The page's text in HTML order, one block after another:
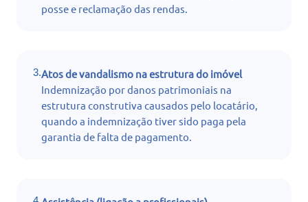
posse e reclamação das rendas.
3.Atos de vandalismo na estrutura do imóvel
Indemnização por danos patrimoniais na
estrutura construtiva causados pelo locatário,
quando a indemnização tiver sido paga pela
garantia de falta de pagamento.